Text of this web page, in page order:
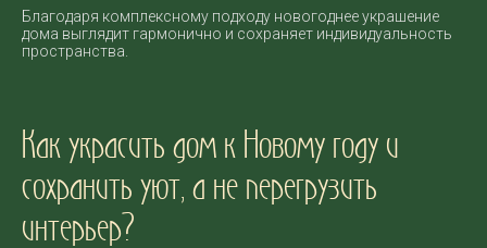
Благодаря комплексному подходу новогоднее украшение
дома выглядит гармонично и сохраняет индивидуальность
пространства.
Как украсить дом к Новому году и
сохранить уют, а не перегрузить
интерьер?